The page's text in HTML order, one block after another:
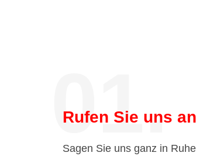
01.
Rufen Sie uns an
Sagen Sie uns ganz in Ruhe